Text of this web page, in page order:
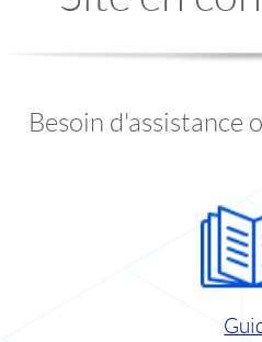
Besoin d'assistance